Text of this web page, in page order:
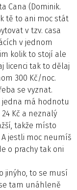
Cana (Dominik.
tě to ani moc stát
v tzv. casa
v jednom
kolik to stojí ale
licenci tak to dělaj
300 Kč/noc.
se vyznat.
jedna má hodnotu
Kč a neznalý
takže místo
jestli moc neumíš
o prachy tak oni
jinýho, to se musí
tam unáhleně